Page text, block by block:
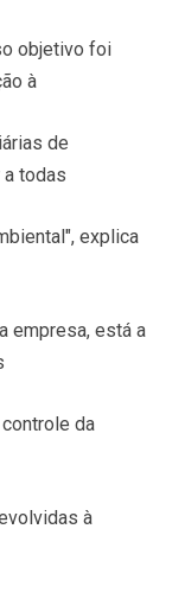
objetivo foi
à
de
todas
explica
empresa, está a
da
à